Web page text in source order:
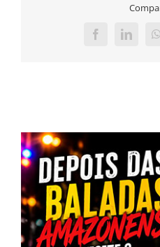
FacebookLinkedIn